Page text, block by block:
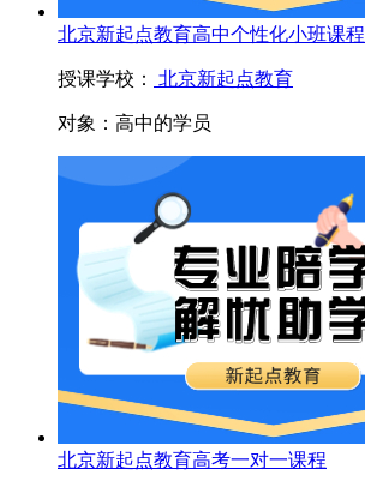
北京新起点教育高中个性化小班课程
授课学校： 北京新起点教育
对象： 高中的学员
北京新起点教育高考一对一课程